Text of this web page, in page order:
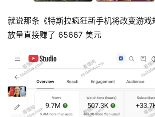
就说那条《特斯拉疯狂新手机将改变游
放量直接赚了 65667 美元